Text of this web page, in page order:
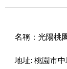
名稱： 光陽桃
地址: 桃園市中